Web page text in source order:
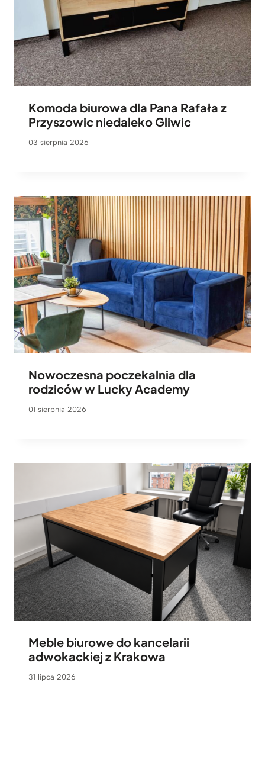
Komoda biurowa dla Pana Rafała z
Przyszowic niedaleko Gliwic
03 sierpnia 2026
Nowoczesna poczekalnia dla
rodziców w Lucky Academy
01 sierpnia 2026
Meble biurowe do kancelarii
adwokackiej z Krakowa
31 lipca 2026